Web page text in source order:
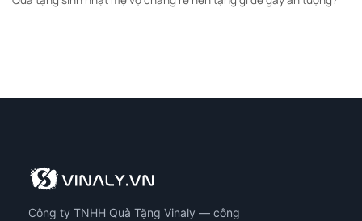
Công ty TNHH Quà Tặng Vinaly — công